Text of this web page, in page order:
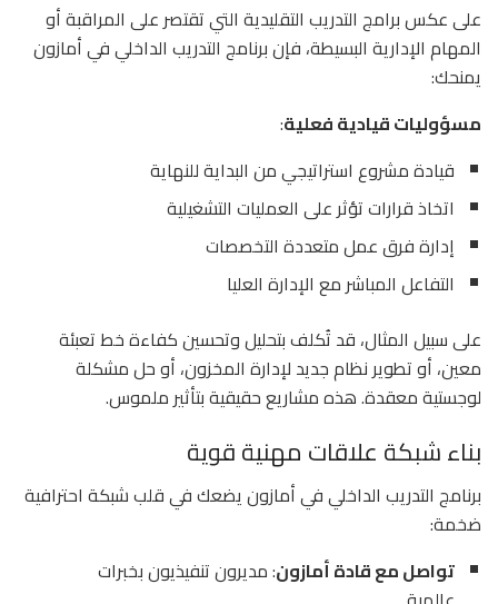
على عكس برامج التدريب التقليدية التي تقتصر على المراقبة أو
المهام الإدارية البسيطة، فإن برنامج التدريب الداخلي في أمازون
يمنحك:
مسؤوليات قيادية فعلية:
قيادة مشروع استراتيجي من البداية للنهاية
اتخاذ قرارات تؤثر على العمليات التشغيلية
إدارة فرق عمل متعددة التخصصات
التفاعل المباشر مع الإدارة العليا
على سبيل المثال، قد تُكلف بتحليل وتحسين كفاءة خط تعبئة
معين، أو تطوير نظام جديد لإدارة المخزون، أو حل مشكلة
لوجستية معقدة. هذه مشاريع حقيقية بتأثير ملموس.
بناء شبكة علاقات مهنية قوية
برنامج التدريب الداخلي في أمازون يضعك في قلب شبكة احترافية
ضخمة:
تواصل مع قادة أمازون: مديرون تنفيذيون بخبرات